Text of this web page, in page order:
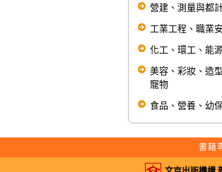
營建、測量與都
工業工程、職業
化工、環工、能
美容、彩妝、造
寵物
食品、營養、幼
書籍